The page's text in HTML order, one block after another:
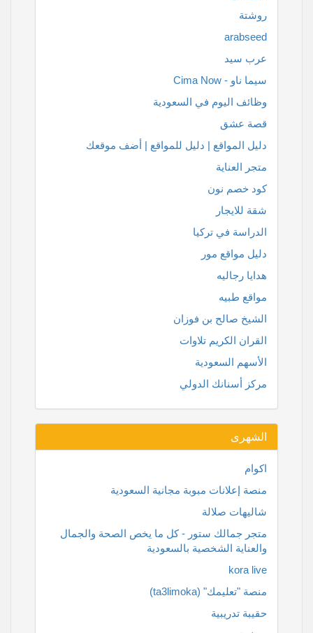
روشتة
arabseed
عرب سيد
سيما ناو - Cima Now
وظائف اليوم في السعودية
قصة عشق
دليل المواقع | دليل للمواقع | أضف موقعك
متجر العناية
كود خصم نون
شقة للايجار
الدراسة في تركيا
دليل مواقع مور
هدايا رجاليه
مواقع طبيه
الشيخ صالح بن فوزان
القران الكريم تلاوات
الأسهم السعودية
مركز أسنانك الدولي
الشهرى
اكوام
منصة إعلانات مبوبة مجانية السعودية
شاليهات صلالة
متجر جمالك ستور - كل ما يخص الصحة والجمال
والعناية الشخصية بالسعودية
kora live
منصة "تعليمك" (ta3limoka)
حقيبة تدريبية